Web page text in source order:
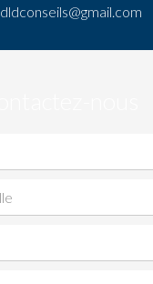
dldconseils@gmail.com